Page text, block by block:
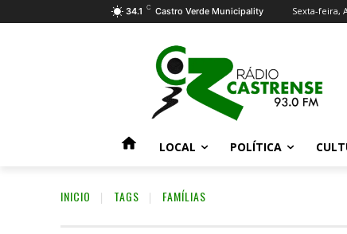
34.1 C Castro Verde Municipality Sexta-feira,
LOCAL POLÍTICA
INICIO TAGS FAMÍLIAS